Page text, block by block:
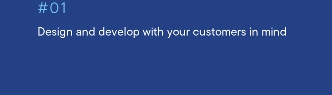
#01
Design and develop with your customers in mind